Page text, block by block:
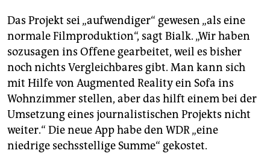
Das Projekt sei „aufwendiger“ gewesen „als eine
normale Filmproduktion“, sagt Bialk. „Wir haben
sozusagen ins Offene gearbeitet, weil es bisher
noch nichts Vergleichbares gibt. Man kann sich
mit Hilfe von Augmented Reality ein Sofa ins
Wohnzimmer stellen, aber das hilft einem bei der
Umsetzung eines journalistischen Projekts nicht
weiter.“ Die neue App habe den WDR „eine
niedrige sechsstellige Summe“ gekostet.